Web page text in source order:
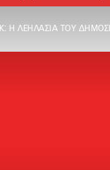
H ΛΕΗΛΑΣΊΑ ΤΟΥ